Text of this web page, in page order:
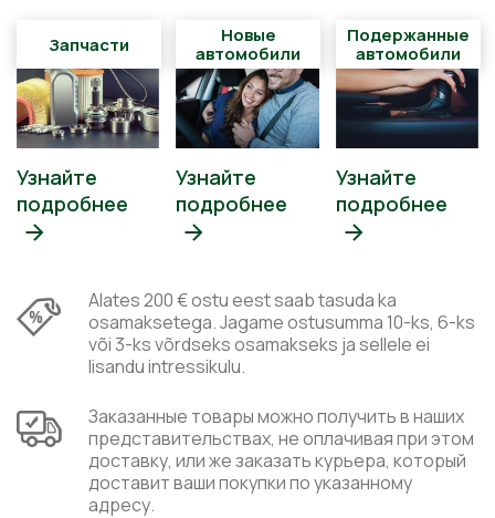
Запчасти
Узнайте
подробнее
Новые
автомобили
Узнайте
подробнее
Подержанные
автомобили
Узнайте
подробнее
Alates 200 € ostu eest saab tasuda ka
osamaksetega. Jagame ostusumma 10-ks, 6-ks
või 3-ks võrdseks osamakseks ja sellele ei
lisandu intressikulu.
Заказанные товары можно получить в наших
представительствах, не оплачивая при этом
доставку, или же заказать курьера, который
доставит ваши покупки по указанному
адресу.